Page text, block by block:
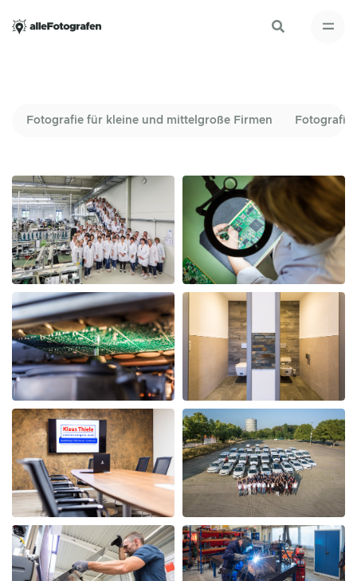
Fotografie für kleine und mittelgroße Firmen Fotografie